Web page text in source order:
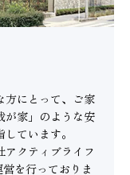
方にとって、ご家
が家」のような安
ています。
アクティブライフ
を行っておりま